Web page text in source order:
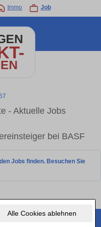
Alle Cookies ablehnen
Immo Job
- Aktuelle Jobs
bei BASF
Jobs finden. Besuchen Sie